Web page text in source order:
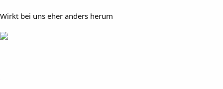
Wirkt bei uns eher anders herum